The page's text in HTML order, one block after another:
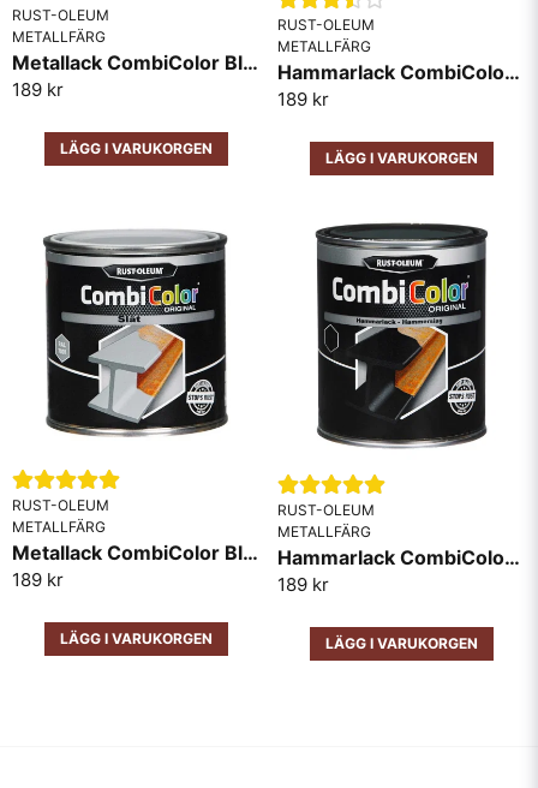
RUST-OLEUM
METALLFÄRG
Metallack CombiColor Blank RAL1018 Gul
189 kr
LÄGG I VARUKORGEN
RUST-OLEUM
METALLFÄRG
Hammarlack CombiColor Mörkgrå
189 kr
LÄGG I VARUKORGEN
RUST-OLEUM
METALLFÄRG
Metallack CombiColor Blank RAL7001 Grå
189 kr
LÄGG I VARUKORGEN
RUST-OLEUM
METALLFÄRG
Hammarlack CombiColor Svart
189 kr
LÄGG I VARUKORGEN